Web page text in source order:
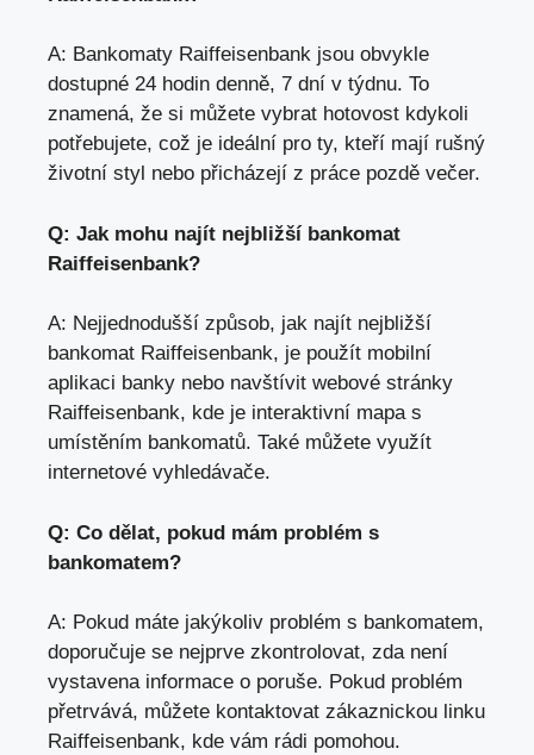
A: Bankomaty Raiffeisenbank jsou obvykle
dostupné 24 hodin denně, 7 dní v týdnu. To
znamená, že si můžete vybrat hotovost kdykoli
potřebujete, což je ideální pro ty, kteří mají rušný
životní styl nebo přicházejí z práce pozdě večer.
Q: Jak mohu najít nejbližší bankomat
Raiffeisenbank?
A: Nejjednodušší způsob, jak najít nejbližší
bankomat Raiffeisenbank, je použít mobilní
aplikaci banky nebo navštívit webové stránky
Raiffeisenbank, kde je interaktivní mapa s
umístěním bankomatů. Také můžete využít
internetové vyhledávače.
Q: Co dělat, pokud mám problém s
bankomatem?
A: Pokud máte jakýkoliv problém s bankomatem,
doporučuje se nejprve zkontrolovat, zda není
vystavena informace o poruše. Pokud problém
přetrvává, můžete kontaktovat zákaznickou linku
Raiffeisenbank, kde vám rádi pomohou.